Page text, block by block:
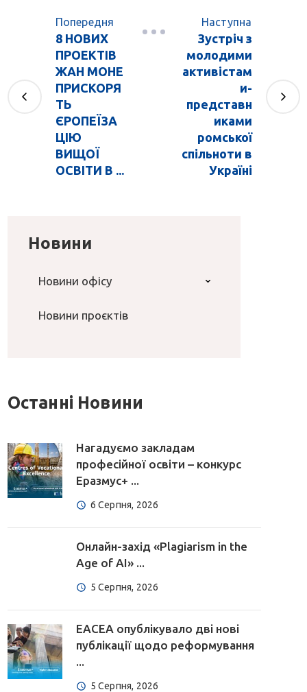
Попередня
8 НОВИХ
ПРОЕКТІВ
ЖАН МОНЕ
ПРИСКОРЯ
ТЬ
ЄРОПЕЇЗА
ЦІЮ
ВИЩОЇ
ОСВІТИ В ...
Наступна
Зустріч з
молодими
активістам
и-
представн
иками
ромської
спільноти в
Україні
Новини
Новини офісу
Новини проєктів
Останні Новини
Нагадуємо закладам
професійної освіти – конкурс
Еразмус+ ...
6 Серпня, 2026
Онлайн-захід «Plagiarism in the
Age of AI» ...
5 Серпня, 2026
EACEA опублікувало дві нові
публікації щодо реформування
...
5 Серпня, 2026